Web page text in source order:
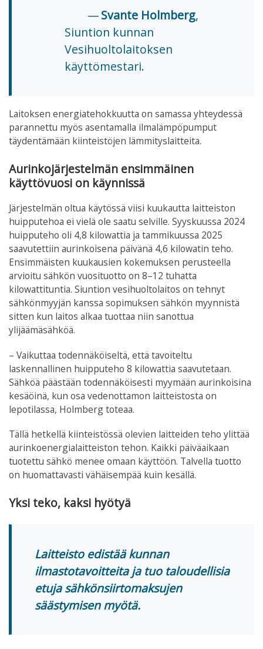
Svante Holmberg,
Siuntion kunnan
Vesihuoltolaitoksen
käyttömestari.
Laitoksen energiatehokkuutta on samassa yhteydessä
parannettu myös asentamalla ilmalämpöpumput
täydentämään kiinteistöjen lämmityslaitteita.
Aurinkojärjestelmän ensimmäinen
käyttövuosi on käynnissä
Järjestelmän oltua käytössä viisi kuukautta laitteiston
huipputehoa ei vielä ole saatu selville. Syyskuussa 2024
huipputeho oli 4,8 kilowattia ja tammikuussa 2025
saavutettiin aurinkoisena päivänä 4,6 kilowatin teho.
Ensimmäisten kuukausien kokemuksen perusteella
arvioitu sähkön vuosituotto on 8–12 tuhatta
kilowattituntia. Siuntion vesihuoltolaitos on tehnyt
sähkönmyyjän kanssa sopimuksen sähkön myynnistä
sitten kun laitos alkaa tuottaa niin sanottua
ylijäämäsähköä.
– Vaikuttaa todennäköiseltä, että tavoiteltu
laskennallinen huipputeho 8 kilowattia saavutetaan.
Sähköä päästään todennäköisesti myymään aurinkoisina
kesäöinä, kun osa vedenottamon laitteistosta on
lepotilassa, Holmberg toteaa.
Tällä hetkellä kiinteistössä olevien laitteiden teho ylittää
aurinkoenergialaitteiston tehon. Kaikki päiväaikaan
tuotettu sähkö menee omaan käyttöön. Talvella tuotto
on huomattavasti vähäisempää kuin kesällä.
Yksi teko, kaksi hyötyä
Laitteisto edistää kunnan
ilmastotavoitteita ja tuo taloudellisia
etuja sähkönsiirtomaksujen
säästymisen myötä.